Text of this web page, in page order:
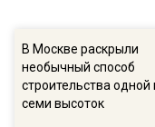
В Москве раскрыли
необычный способ
строительства одной
семи высоток